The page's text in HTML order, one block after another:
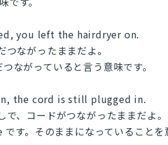
you left the hairdryer on.
ながったままだよ。
がっていると言う意味です。
the cord is still plugged in.
で、コードがつながったままだよ。
す。そのままになっていることを